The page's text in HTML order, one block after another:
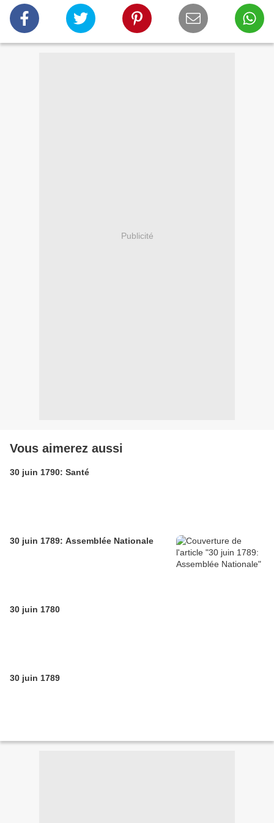
Publicité
Vous aimerez aussi
30 juin 1790: Santé
30 juin 1789: Assemblée Nationale
30 juin 1780
30 juin 1789